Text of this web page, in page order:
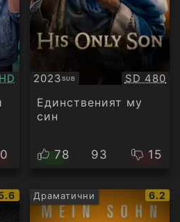
0
2023SUB
Субтитри SD 480
Единственият му
син
78 93 15
рейтинг:
Драматични
IMDb
6.2